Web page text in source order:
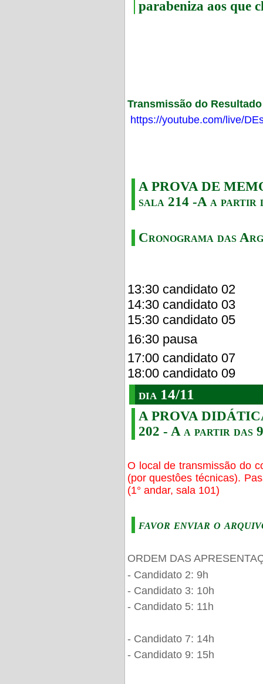
parabeniza aos que
Transmissão do
https://youtube.com/live/
A PROVA DE
sala 214 -A a partir
Cronograma das
13:30 candidato 02
14:30 candidato 03
15:30 candidato 05
16:30 pausa
17:00 candidato 07
18:00 candidato 09
dia 14/11
A PROVA
202 - A a partir das
O local de transmissão do
(por questôes técnicas).
(1° andar, sala 101)
favor enviar o
ORDEM DAS
- Candidato 2: 9h
- Candidato 3: 10h
- Candidato 5: 11h
- Candidato 7: 14h
- Candidato 9: 15h